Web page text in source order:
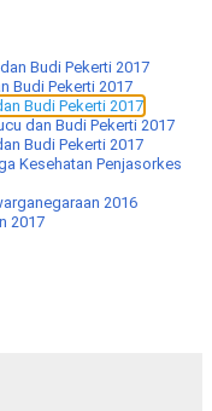
Budi Pekerti 2017
Budi Pekerti 2017
Budi Pekerti 2017
dan Budi Pekerti 2017
Budi Pekerti 2017
Kesehatan Penjasorkes
2016
2017